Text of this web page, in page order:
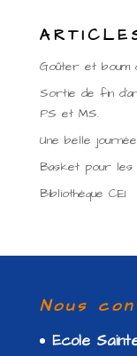
Goûter et boum
Sortie de fin
PS et MS.
Une belle
Basket pour les
Bibliothèque CE1
Nous
Ecole